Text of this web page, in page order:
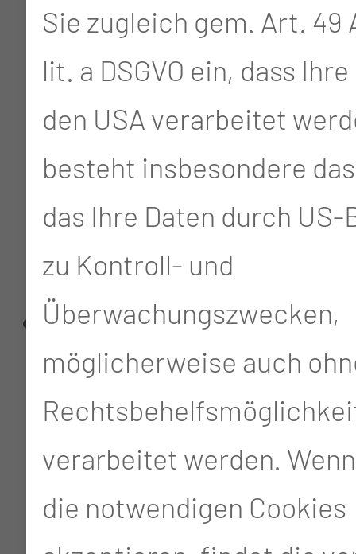
Verantwortung in die
Hände einer Pflegekraft
liegt und diese für den
Patienten und dessen
Angehörige ein fester
Ansprechpartner ist
Die Unterweisungen
durch eine Kinästhetik
Trainerin erfolgt
regelmäßig (Kinästhetik
ist die Lehre von der
Sie zugleich gem. Art. 49
lit. a DSGVO ein, dass
den USA verarbeitet
besteht insbesondere
das Ihre Daten durch US-
zu Kontroll- und
Überwachungszwecken,
möglicherweise auch
verarbeitet werden.
die notwendigen Cookies